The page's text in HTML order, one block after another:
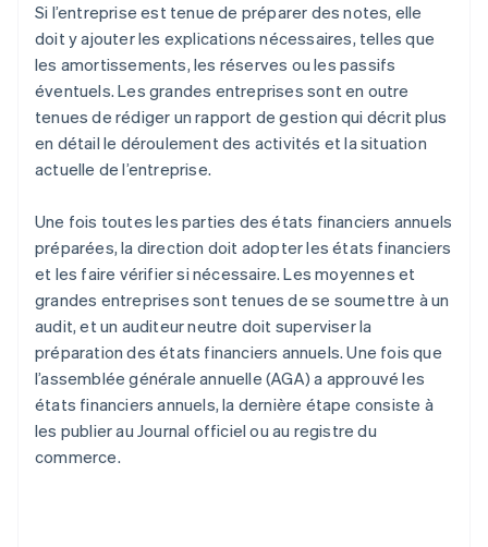
Si l’entreprise est tenue de préparer des notes, elle
doit y ajouter les explications nécessaires, telles que
les amortissements, les réserves ou les passifs
éventuels. Les grandes entreprises sont en outre
tenues de rédiger un rapport de gestion qui décrit plus
en détail le déroulement des activités et la situation
actuelle de l’entreprise.
Une fois toutes les parties des états financiers annuels
préparées, la direction doit adopter les états financiers
et les faire vérifier si nécessaire. Les moyennes et
grandes entreprises sont tenues de se soumettre à un
audit, et un auditeur neutre doit superviser la
préparation des états financiers annuels. Une fois que
l’assemblée générale annuelle (AGA) a approuvé les
états financiers annuels, la dernière étape consiste à
les publier au Journal officiel ou au registre du
commerce.